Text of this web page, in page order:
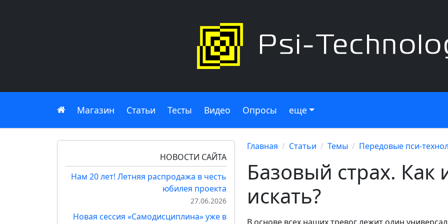
Главная
Магазин Статьи Тесты Видео Опросы еще
НОВОСТИ САЙТА
Нам 20 лет! Летняя распродажа в честь
юбилея проекта
27.06.2026
Новая сессия «Самодисциплина» уже в
Главная Статьи Темы Передовые пси-
Базовый страх. Как
искать?